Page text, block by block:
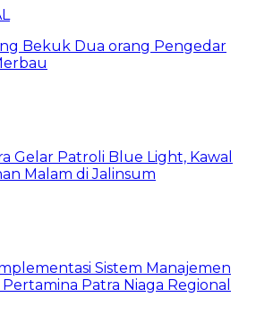
Bekuk Dua orang Pengedar
Gelar Patroli Blue Light, Kawal
Malam di Jalinsum
Sistem Manajemen
Patra Niaga Regional